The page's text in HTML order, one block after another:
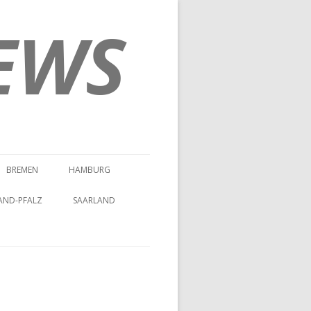
BREMEN HAMBURG
PFALZ SAARLAND